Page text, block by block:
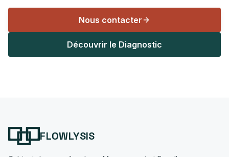
Nous contacter
Découvrir le Diagnostic
FLOWLYSIS